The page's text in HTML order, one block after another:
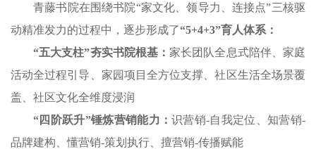
青藤书院在围绕书院“家文化、领导力、连接点”三核驱
动精准发力的过程中，逐步形成了“5+4+3”育人体系：
“五大支柱”夯实书院根基： 家长团队全息式陪伴、家庭
活动全过程引导、家园项目全方位支撑、社区生活全场景覆
盖、社区文化全维度浸润
“四阶跃升”锤炼营销能力：识营销-自我定位、知营销-
品牌建构、懂营销-策划执行、擅营销-传播赋能